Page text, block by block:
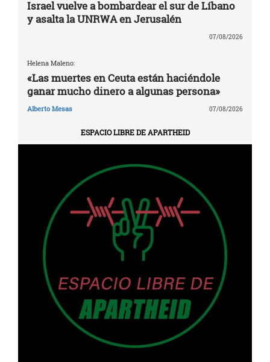
Israel vuelve a bombardear el sur de Líbano
y asalta la UNRWA en Jerusalén
07/08/2026
Helena Maleno:
«Las muertes en Ceuta están haciéndole
ganar mucho dinero a algunas persona»
Alberto Mesas 07/08/2026
ESPACIO LIBRE DE APARTHEID